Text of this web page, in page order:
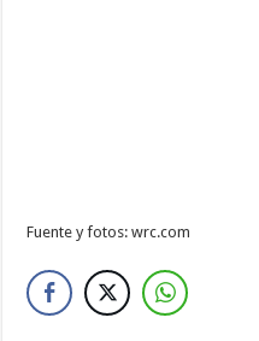
Fuente y fotos: wrc.com